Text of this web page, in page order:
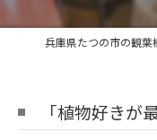
「植物好きが